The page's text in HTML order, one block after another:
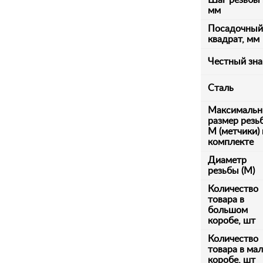
мм
Посадочный
квадрат, мм
Честный
Сталь
размер
М (метчики)
комплекте
Диаметр
резьбы (М)
Количество
товара в
большом
коробе, шт
Количество
товара в
коробе, шт